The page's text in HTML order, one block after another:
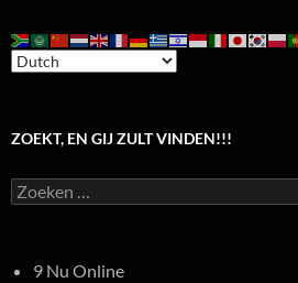
ZOEKT, EN GIJ ZULT VINDEN!!!
Zoeken
naar:
9 Nu Online